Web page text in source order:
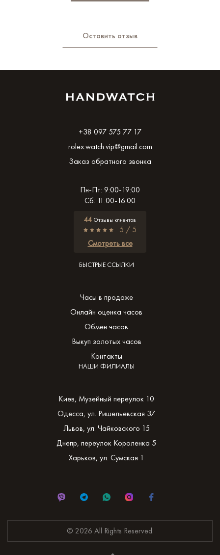
Оставить отзыв
+38 097 575 77 17
rolex.watch.vip@gmail.com
Заказ обратного звонка
Пн-Пт: 9:00-19:00
Сб: 11:00-16:00
44 Отзывы клиентов
5 / 5
Смотреть все
БЫСТРЫЕ ССЫЛКИ
Часы в продаже
Онлайн оценка часов
Обмен часов
Выкуп золотых часов
Контакты
НАШИ ФИЛИАЛЫ
Киев, Музейный переулок 10
Одесса, ул. Ришельевская 37
Львов, ул. Чайковского 15
Днепр, переулок Короленка 5
Харьков, ул. Сумская 1
© 2026 All Rights Reserved.